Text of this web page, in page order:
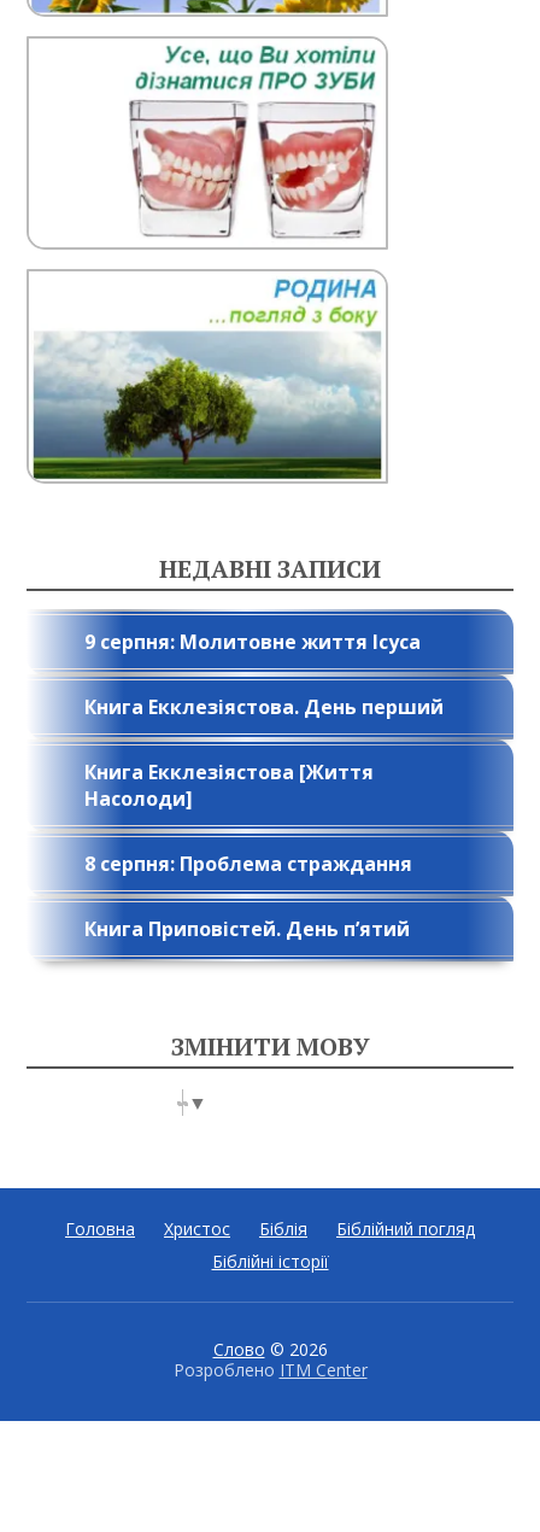
НЕДАВНІ ЗАПИСИ
9 серпня: Молитовне життя Ісуса
Книга Екклезіястова. День перший
Книга Екклезіястова [Життя
Насолоди]
8 серпня: Проблема страждання
Книга Приповістей. День п’ятий
ЗМІНИТИ МОВУ
Select Language ▼
Головна Христос Біблія
Біблійний погляд
Біблійні історії
Слово © 2026
Розроблено ITM Center